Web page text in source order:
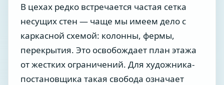
В цехах редко встречается частая сетка
несущих стен — чаще мы имеем дело с
каркасной схемой: колонны, фермы,
перекрытия. Это освобождает план этажа
от жестких ограничений. Для художника-
постановщика такая свобода означает